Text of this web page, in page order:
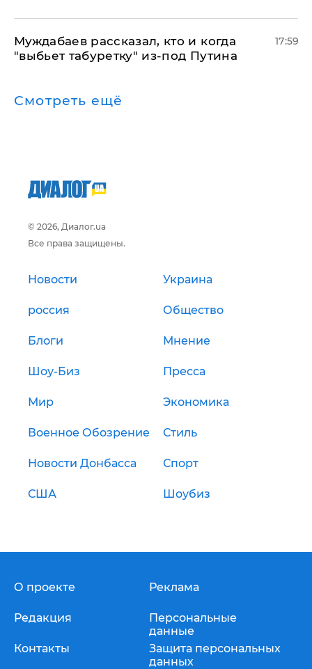
Муждабаев рассказал, кто и когда
"выбьет табуретку" из-под Путина
17:59
Смотреть ещё
© 2026, Диалог.ua
Все права защищены.
Новости Украина
россия Общество
Блоги Мнение
Шоу-Биз Пресса
Мир Экономика
Военное Обозрение Стиль
Новости Донбасса Спорт
США Шоубиз
О проекте
Редакция
Контакты
Реклама
Персональные
данные
Защита персональных
данных